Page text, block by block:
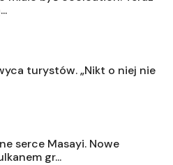
turystów. „Nikt o niej nie
serce Masayi. Nowe
gr...